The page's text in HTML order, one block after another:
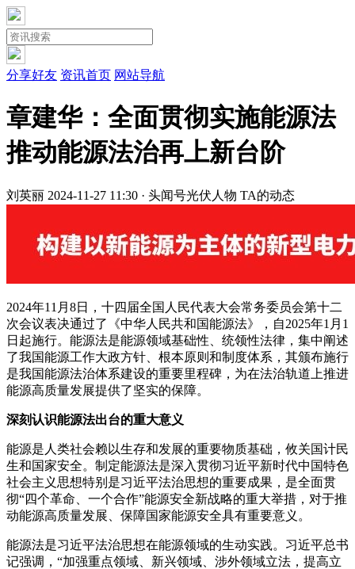
分享好友 资讯首页 网站导航
章建华：全面贯彻实施能源法
推动能源法治再上新台阶
刘英丽 2024-11-27 11:30 · 头闻号光伏人物 TA的动态
2024年11月8日，十四届全国人民代表大会常务委员会第十二
次会议表决通过了《中华人民共和国能源法》，自2025年1月1
日起施行。能源法是能源领域基础性、统领性法律，集中阐述
了我国能源工作大政方针、根本原则和制度体系，其颁布施行
是我国能源法治体系建设的重要里程碑，为在法治轨道上推进
能源高质量发展提供了坚实的保障。
深刻认识能源法出台的重大意义
能源是人类社会赖以生存和发展的重要物质基础，攸关国计民
生和国家安全。制定能源法是深入贯彻习近平新时代中国特色
社会主义思想特别是习近平法治思想的重要成果，是全面贯
彻“四个革命、一个合作”能源安全新战略的重大举措，对于推
动能源高质量发展、保障国家能源安全具有重要意义。
能源法是习近平法治思想在能源领域的生动实践。习近平总书
记强调，“加强重点领域、新兴领域、涉外领域立法，提高立